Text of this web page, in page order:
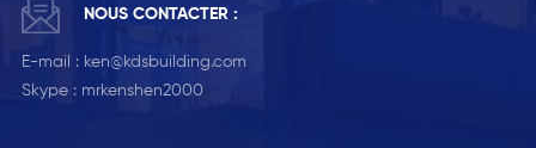
NOUS CONTACTER :
E-mail : ken@kdsbuilding.com
Skype : mrkenshen2000